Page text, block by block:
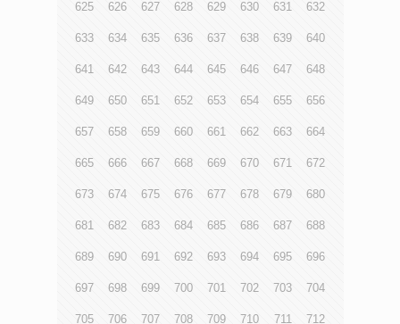
625 626 627 628 629 630 631 632
633 634 635 636 637 638 639 640
641 642 643 644 645 646 647 648
649 650 651 652 653 654 655 656
657 658 659 660 661 662 663 664
665 666 667 668 669 670 671 672
673 674 675 676 677 678 679 680
681 682 683 684 685 686 687 688
689 690 691 692 693 694 695 696
697 698 699 700 701 702 703 704
705 706 707 708 709 710 711 712